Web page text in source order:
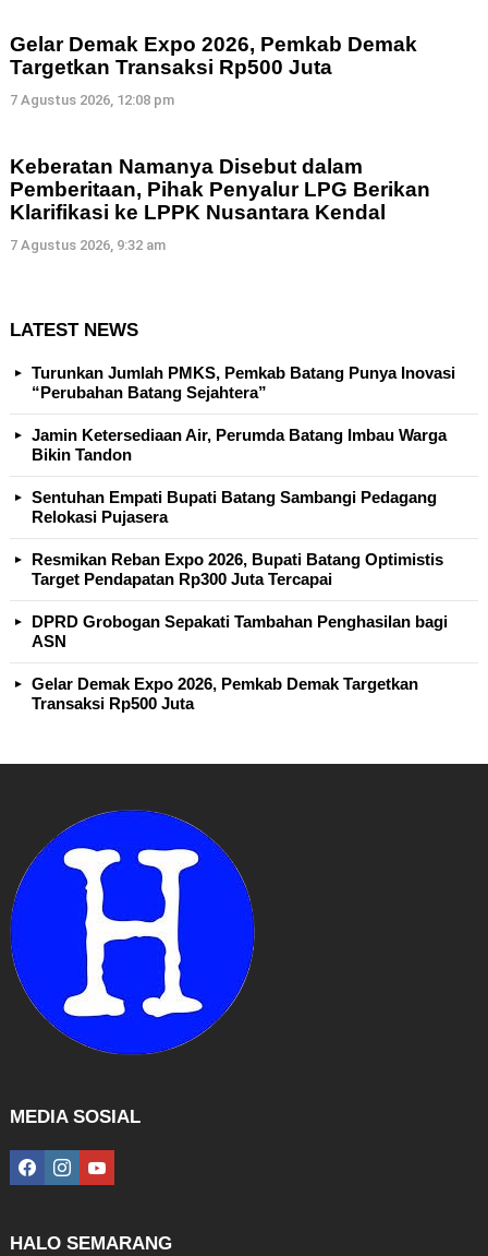
Gelar Demak Expo 2026, Pemkab Demak
Targetkan Transaksi Rp500 Juta
7 Agustus 2026, 12:08 pm
Keberatan Namanya Disebut dalam
Pemberitaan, Pihak Penyalur LPG Berikan
Klarifikasi ke LPPK Nusantara Kendal
7 Agustus 2026, 9:32 am
LATEST NEWS
Turunkan Jumlah PMKS, Pemkab Batang Punya Inovasi
“Perubahan Batang Sejahtera”
Jamin Ketersediaan Air, Perumda Batang Imbau Warga
Bikin Tandon
Sentuhan Empati Bupati Batang Sambangi Pedagang
Relokasi Pujasera
Resmikan Reban Expo 2026, Bupati Batang Optimistis
Target Pendapatan Rp300 Juta Tercapai
DPRD Grobogan Sepakati Tambahan Penghasilan bagi
ASN
Gelar Demak Expo 2026, Pemkab Demak Targetkan
Transaksi Rp500 Juta
MEDIA SOSIAL
facebookinstagramyoutube
HALO SEMARANG